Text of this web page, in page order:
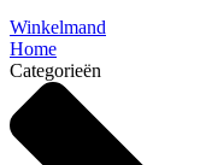
Winkelmand
Home
Categorieën